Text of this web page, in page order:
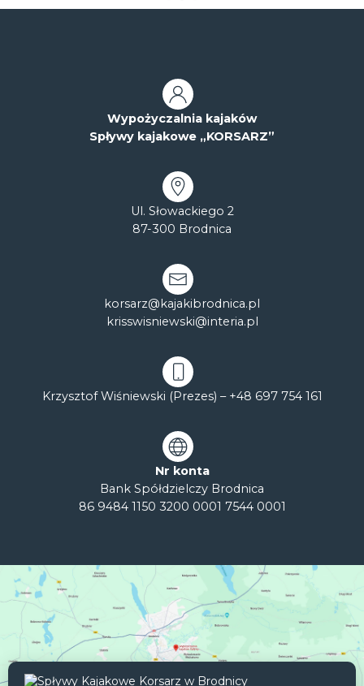
Wypożyczalnia kajaków
Spływy kajakowe „KORSARZ”
Ul. Słowackiego 2
87-300 Brodnica
korsarz@kajakibrodnica.pl
krisswisniewski@interia.pl
Krzysztof Wiśniewski (Prezes) – +48 697 754 161
Nr konta
Bank Spółdzielczy Brodnica
86 9484 1150 3200 0001 7544 0001